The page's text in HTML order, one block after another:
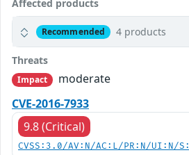
Affected products
Recommended 4 products
Threats
Impact
moderate
CVE-2016-7933
9.8 (Critical)
CVSS:3.0/AV:N/AC:L/PR:N/UI:N/